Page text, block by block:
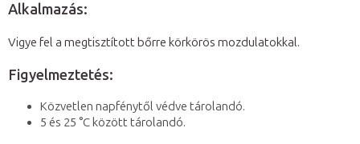
Alkalmazás:
Vigye fel a megtisztított bőrre körkörös mozdulatokkal.
Figyelmeztetés:
Közvetlen napfénytől védve tárolandó.
5 és 25 °C között tárolandó.